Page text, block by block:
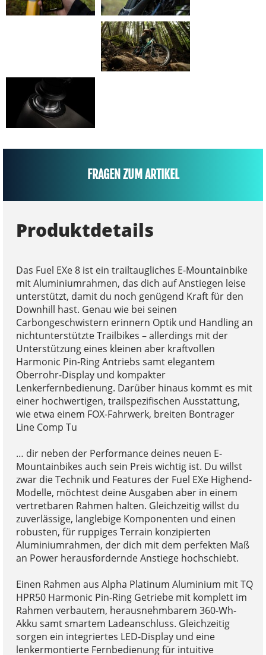
FRAGEN ZUM ARTIKEL
Produktdetails
Das Fuel EXe 8 ist ein trailtaugliches E-Mountainbike
mit Aluminiumrahmen, das dich auf Anstiegen leise
unterstützt, damit du noch genügend Kraft für den
Downhill hast. Genau wie bei seinen
Carbongeschwistern erinnern Optik und Handling an
nichtunterstützte Trailbikes – allerdings mit der
Unterstützung eines kleinen aber kraftvollen
Harmonic Pin-Ring Antriebs samt elegantem
Oberrohr-Display und kompakter
Lenkerfernbedienung. Darüber hinaus kommt es mit
einer hochwertigen, trailspezifischen Ausstattung,
wie etwa einem FOX-Fahrwerk, breiten Bontrager
Line Comp Tu
… dir neben der Performance deines neuen E-
Mountainbikes auch sein Preis wichtig ist. Du willst
zwar die Technik und Features der Fuel EXe Highend-
Modelle, möchtest deine Ausgaben aber in einem
vertretbaren Rahmen halten. Gleichzeitig willst du
zuverlässige, langlebige Komponenten und einen
robusten, für ruppiges Terrain konzipierten
Aluminiumrahmen, der dich mit dem perfekten Maß
an Power herausfordernde Anstiege hochschiebt.
Einen Rahmen aus Alpha Platinum Aluminium mit TQ
HPR50 Harmonic Pin-Ring Getriebe mit komplett im
Rahmen verbautem, herausnehmbarem 360-Wh-
Akku samt smartem Ladeanschluss. Gleichzeitig
sorgen ein integriertes LED-Display und eine
lenkermontierte Fernbedienung für intuitive